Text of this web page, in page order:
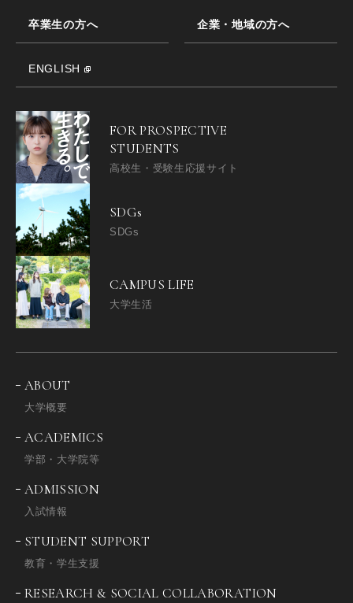
卒業生の方へ 企業・地域の方へ
ENGLISH
FOR PROSPECTIVE
STUDENTS
高校生・受験生応援サイト
SDGs
SDGs
CAMPUS LIFE
大学生活
ABOUT
大学概要
ACADEMICS
学部・大学院等
ADMISSION
入試情報
STUDENT SUPPORT
教育・学生支援
RESEARCH & SOCIAL COLLABORATION